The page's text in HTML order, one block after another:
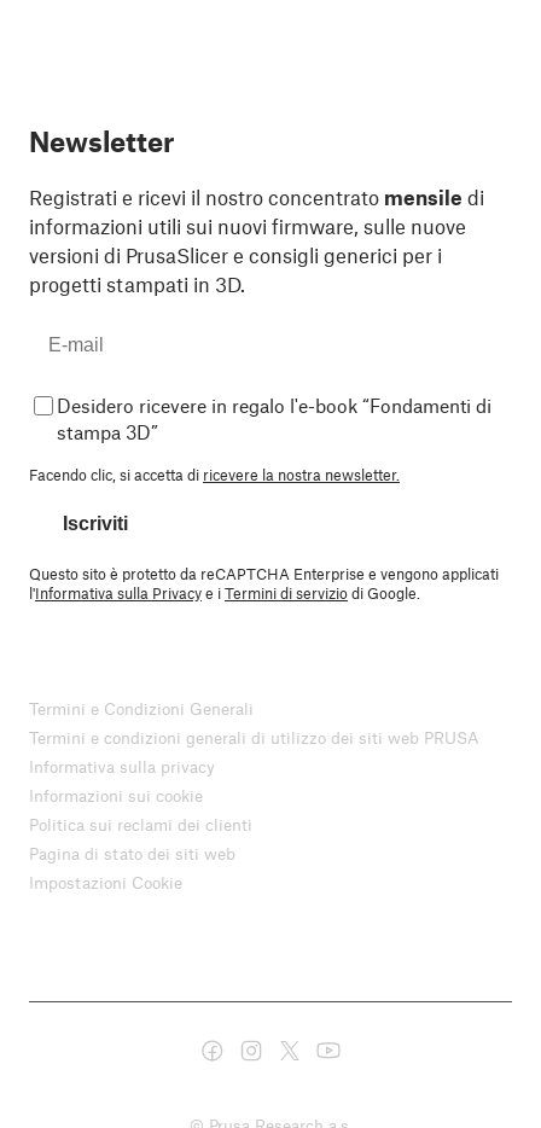
Newsletter
Registrati e ricevi il nostro concentrato mensile di
informazioni utili sui nuovi firmware, sulle nuove
versioni di PrusaSlicer e consigli generici per i
progetti stampati in 3D.
Desidero ricevere in regalo l'e-book “Fondamenti di
stampa 3D”
Facendo clic, si accetta di ricevere la nostra newsletter.
Iscriviti
Questo sito è protetto da reCAPTCHA Enterprise e vengono applicati
l'Informativa sulla Privacye iTermini di serviziodi Google.
Termini e Condizioni Generali
Termini e condizioni generali di utilizzo dei siti web PRUSA
Informativa sulla privacy
Informazioni sui cookie
Politica sui reclami dei clienti
Pagina di stato dei siti web
Impostazioni Cookie